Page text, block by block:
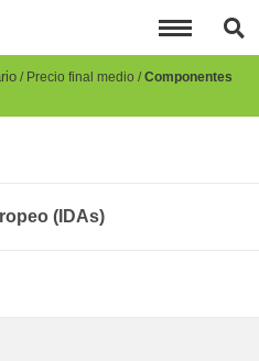
Precio final medio Componentes
(IDAs)